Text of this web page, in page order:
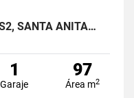
SANTA ANITA…
1
Garaje
97
Área m2